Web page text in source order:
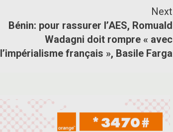
Next
Bénin: pour rassurer l’AES, Romuald
Wadagni doit rompre « avec
l’impérialisme français », Basile Farga